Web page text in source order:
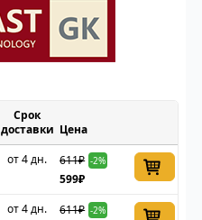
Срок
доставки Цена
от 4 дн. 611₽ -2%
599₽
от 4 дн. 611₽ -2%